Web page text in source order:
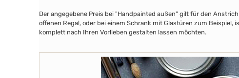
Der angegebene Preis bei "Handpainted außen" gilt für den
offenen Regal, oder bei einem Schrank mit Glastüren zum
komplett nach Ihren Vorlieben gestalten lassen möchten.